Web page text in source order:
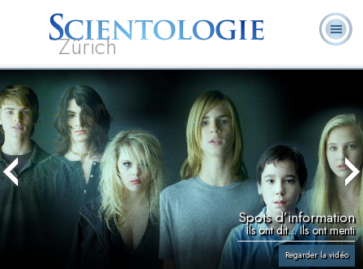
Zürich
L. Ron Hubbard
Scientologie ?
Spots d’information
Ils ont dit… Ils ont menti
Regarder la vidéo